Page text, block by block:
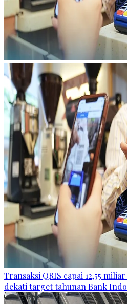
Transaksi QRIS capai 12,55
dekati target tahunan Bank